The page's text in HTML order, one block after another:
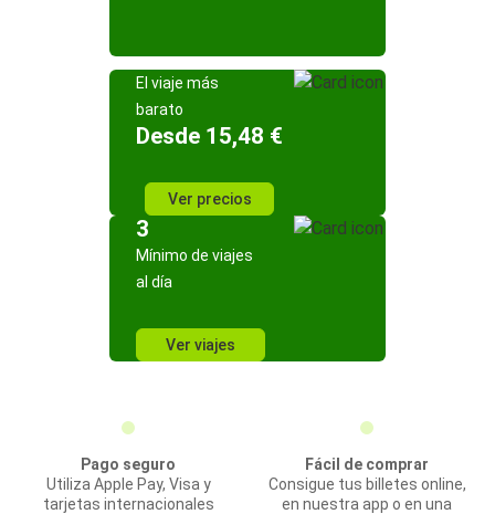
El viaje más
barato
Desde 15,48 €
Ver precios
3
Mínimo de viajes
al día
Ver viajes
Pago seguro
Utiliza Apple Pay, Visa y
tarjetas internacionales
Fácil de comprar
Consigue tus billetes online,
en nuestra app o en una